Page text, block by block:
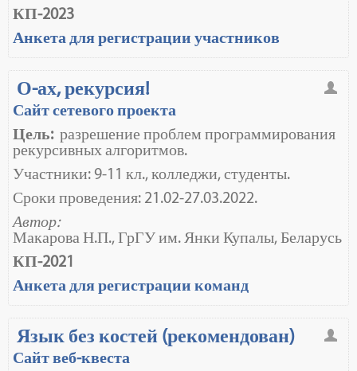
КП-2023
Анкета для регистрации участников
О-ах, рекурсия!
Сайт сетевого проекта
Цель: разрешение проблем программирования
рекурсивных алгоритмов.
Участники: 9-11 кл., колледжи, студенты.
Сроки проведения: 21.02-27.03.2022.
Автор:
Макарова Н.П., ГрГУ им. Янки Купалы, Беларусь
КП-2021
Анкета для регистрации команд
Язык без костей (рекомендован)
Сайт веб-квеста